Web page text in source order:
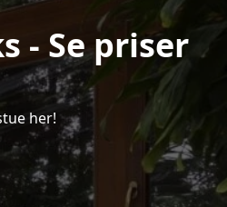
- Se priser
her!